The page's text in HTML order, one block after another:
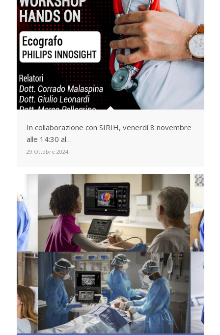
In collaborazione con SIRIH, venerdì 8 novembre
alle 14:30 al…
29 Ottobre 2024